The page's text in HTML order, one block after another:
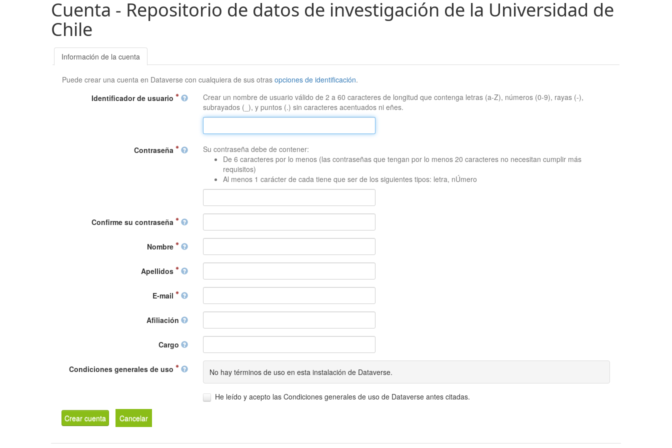
Cuenta - Repositorio de datos de investigación de la Universidad de
Chile
Información de la cuenta
Puede crear una cuenta en Dataverse con cualquiera de sus otrasopciones de identificación.
Identificador de usuario
Crear un nombre de usuario válido de 2 a 60 caracteres de longitud que contenga letras (a-Z), números (0-9), rayas (-),
subrayados (_), y puntos (.) sin caracteres acentuados ni eñes.
Contraseña
Su contraseña debe de contener:
De 6 caracteres por lo menos (las contraseñas que tengan por lo menos 20 caracteres no necesitan cumplir más
requisitos)
Al menos 1 carácter de cada tiene que ser de los siguientes tipos: letra, nÚmero
Confirme su contraseña
Nombre
Apellidos
E-mail
Afiliación
Cargo
Condiciones generales de uso No hay términos de uso en esta instalación de Dataverse.
He leído y acepto las Condiciones generales de uso de Dataverse antes citadas.
Crear cuenta Cancelar